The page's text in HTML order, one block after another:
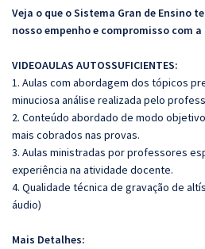
Veja o que o Sistema Gran de Ensino
nosso empenho e compromisso com
VIDEOAULAS AUTOSSUFICIENTES:
1. Aulas com abordagem dos tópicos
minuciosa análise realizada pelo
2. Conteúdo abordado de modo
mais cobrados nas provas.
3. Aulas ministradas por professores
experiência na atividade docente.
4. Qualidade técnica de gravação de
áudio)
Mais Detalhes: